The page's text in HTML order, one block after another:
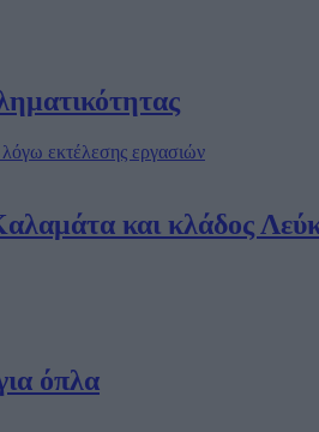
και κλάδος
όπλα